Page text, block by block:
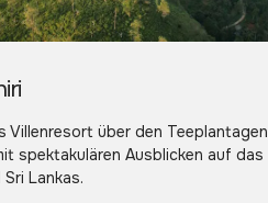
Villenresort über den Teeplantagen
spektakulären Ausblicken auf das
Lankas.